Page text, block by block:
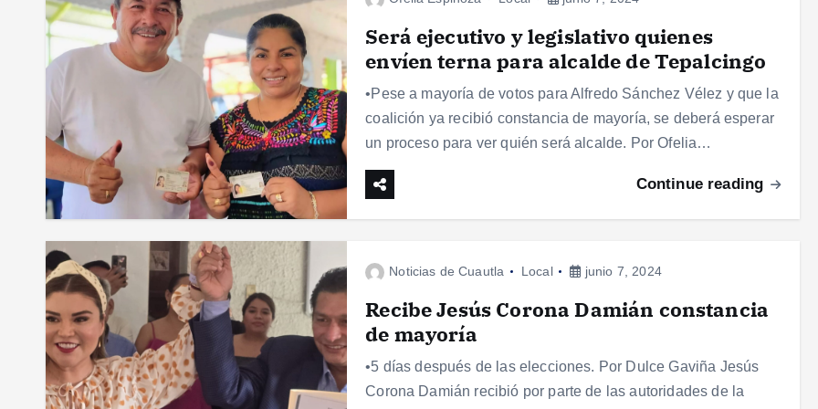
Será ejecutivo y legislativo quienes
envíen terna para alcalde de Tepalcingo
•Pese a mayoría de votos para Alfredo Sánchez Vélez y que la
coalición ya recibió constancia de mayoría, se deberá esperar
un proceso para ver quién será alcalde. Por Ofelia…
Continue reading
Noticias de Cuautla Local junio 7, 2024
Recibe Jesús Corona Damián constancia
de mayoría
•5 días después de las elecciones. Por Dulce Gaviña Jesús
Corona Damián recibió por parte de las autoridades de la